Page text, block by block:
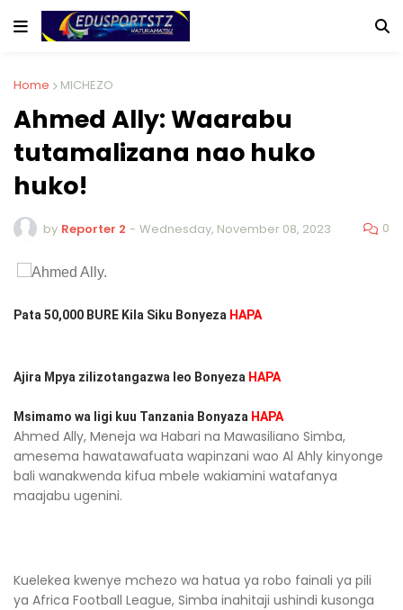
Home MICHEZO
Ahmed Ally: Waarabu
tutamalizana nao huko
huko!
by Reporter 2 - Wednesday, November 08, 2023 0
Pata 50,000 BURE Kila Siku Bonyeza HAPA
Ajira Mpya zilizotangazwa leo Bonyeza HAPA
Msimamo wa ligi kuu Tanzania Bonyaza HAPA
Ahmed Ally, Meneja wa Habari na Mawasiliano Simba,
amesema hawatawafuata wapinzani wao Al Ahly kinyonge
bali wanakwenda kifua mbele wakiamini watafanya
maajabu ugenini.
Kuelekea kwenye mchezo wa hatua ya robo fainali ya pili
ya Africa Football League, Simba inahitaji ushindi kusonga